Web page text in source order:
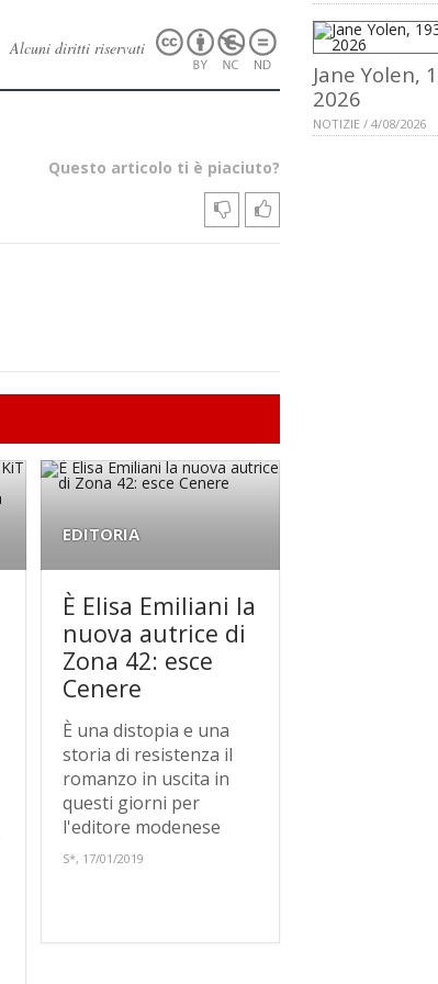
Alcuni diritti riservati
Questo articolo ti è piaciuto?
EDITORIA
È Elisa Emiliani la
nuova autrice di
Zona 42: esce
Cenere
È una distopia e una
storia di resistenza il
romanzo in uscita in
questi giorni per
l'editore modenese
S*, 17/01/2019
Jane Yolen,
2026
NOTIZIE / 4/08/2026